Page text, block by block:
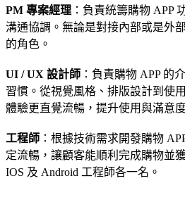
PM 專案經理 ：負責統籌購物 APP
溝通協調。無論是對接內部或是外
的角色。
UI / UX 設計師 ：負責購物 APP 的
習慣。從視覺風格、排版設計到使
體驗更直覺流暢，提升使用與滿意
工程師 ：根據技術需求開發購物
定流暢，讓顧客能順利完成購物並
IOS 及 Android 工程師各一名。